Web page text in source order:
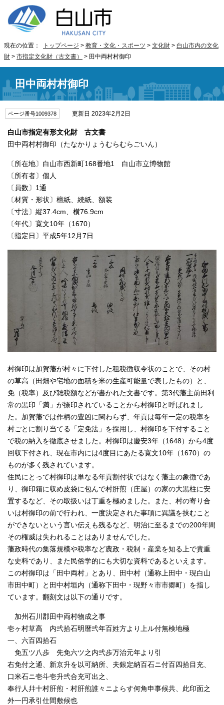
現在の位置： トップページ > 教育・文化・スポーツ > 文化財 > 白山市内の文化
財 > 市指定文化財（古文書） > 田中両村村御印
田中両村村御印
ページ番号1009378 更新日 2023年2月2日
白山市指定有形文化財 古文書
田中両村村御印（たなかりょうむらむらごいん）
〔所在地〕白山市西新町168番地1 白山市立博物館
〔所有者〕個人
〔員数〕1通
〔材質・形状〕檀紙、続紙、額装
〔寸法〕縦37.4cm、横76.9cm
〔年代〕寛文10年（1670）
〔指定日〕平成5年12月7日
村御印は加賀藩が村々に下付した租税徴収令状のことで、その村
の草高（田畑や宅地の面積を米の生産可能量で表したもの）と、
免（税率）及び雑税額などが書かれた文書です。第3代藩主前田利
常の黒印「満」が捺印されていることから村御印と呼ばれまし
た。加賀藩では作柄の豊凶に関わらず、年貢は毎年一定の税率を
村ごとに割り当てる「定免法」を採用し、村御印を下付すること
で税の納入を徹底させました。村御印は慶安3年（1648）から4度
回収下付され、現在市内には4度目にあたる寛文10年（1670）の
ものが多く残されています。
住民にとって村御印は単なる年貢割付状ではなく藩主の象徴であ
り、御印箱に収め皮袋に包んで村肝煎（庄屋）の家の大黒柱に安
置するなど、その取扱いは丁重を極めました。また、村の寄り合
いは村御印の前で行われ、一度決定された事項に異議を挟むこと
ができないという言い伝えも残るなど、明治に至るまでの200年間
その権威は失われることはありませんでした。
藩政時代の集落規模や税率など農政・税制・産業を知る上で貴重
な史料であり、また民俗学的にも大切な資料であるといえます。
この村御印は「田中両村」とあり、田中村（通称上田中・現白山
市田中町）と田中村垣内（通称下田中・現野々市市郷町）を指し
ています。翻刻文は以下の通りです。
加州石川郡田中両村物成之事
壱ヶ村草高 内弐拾石明暦弐年百姓方より上ル付無検地極
一、六百四拾石
免五ツ八歩 先免六ツ之内弐歩万治元年より引
右免付之通、新京升を以可納所、夫銀定納百石ニ付百四拾目充、
口米石ニ壱斗壱升弐合充可出之、
奉行人幷十村肝煎・村肝煎誰々ニよらす何角申事候共、此印面之
外一円承引仕間敷候也